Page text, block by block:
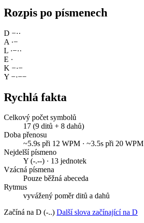
Rozpis po písmenech
D −··
A ·−
L ·−··
E ·
K −·−
Y −·−−
Rychlá fakta
Celkový počet symbolů
17 (9 ditů + 8 dahů)
Doba přenosu
~5.9s při 12 WPM · ~3.5s při 20 WPM
Nejdelší písmeno
Y (-.--) · 13 jednotek
Vzácná písmena
Pouze běžná abeceda
Rytmus
vyvážený poměr ditů a dahů
Začíná na D (-..) Další slova začínající na D